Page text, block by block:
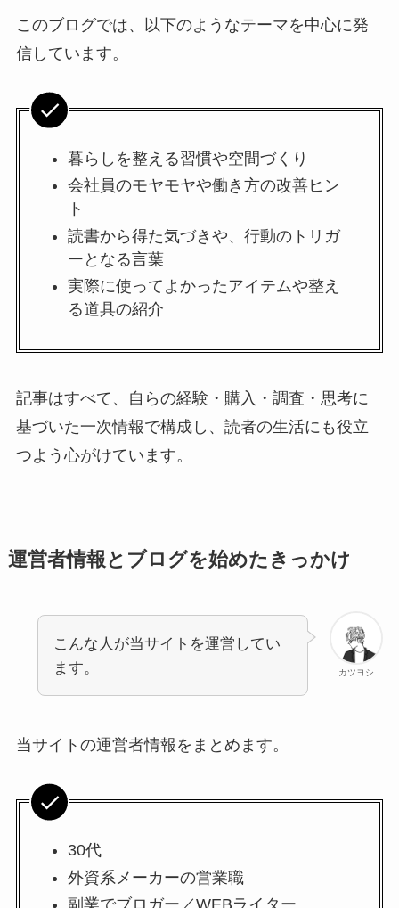
このブログでは、以下のようなテーマを中心に発
信しています。
暮らしを整える習慣や空間づくり
会社員のモヤモヤや働き方の改善ヒン
ト
読書から得た気づきや、行動のトリガ
ーとなる言葉
実際に使ってよかったアイテムや整え
る道具の紹介
記事はすべて、自らの経験・購入・調査・思考に
基づいた一次情報で構成し、読者の生活にも役立
つよう心がけています。
運営者情報とブログを始めたきっかけ
カツヨシ
こんな人が当サイトを運営してい
ます。
当サイトの運営者情報をまとめます。
30代
外資系メーカーの営業職